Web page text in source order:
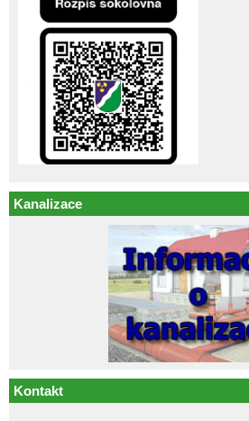
Kanalizace
Kontakt